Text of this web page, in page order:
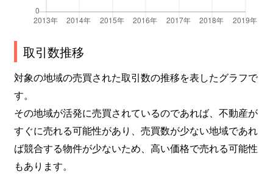
取引数推移
対象の地域の売買された取引数の推移を表したグラフで
す。
その地域が活発に売買されているのであれば、不動産が
すぐに売れる可能性があり、売買数が少ない地域であれ
ば競合する物件が少ないため、高い価格で売れる可能性
もあります。